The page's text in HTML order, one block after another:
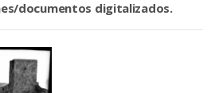
documentos digitalizados.